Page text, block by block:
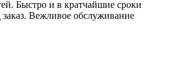
Быстро и в кратчайшие сроки
заказ. Вежливое обслуживание